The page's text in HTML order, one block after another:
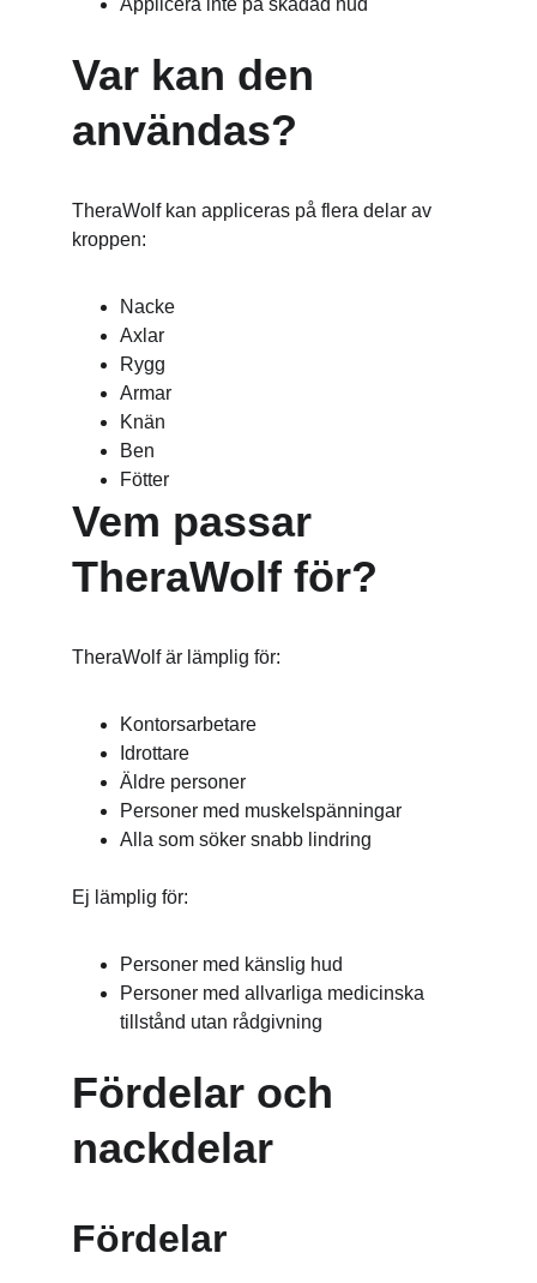
Applicera inte på skadad hud
Var kan den
användas?
TheraWolf kan appliceras på flera delar av
kroppen:
Nacke
Axlar
Rygg
Armar
Knän
Ben
Fötter
Vem passar
TheraWolf för?
TheraWolf är lämplig för:
Kontorsarbetare
Idrottare
Äldre personer
Personer med muskelspänningar
Alla som söker snabb lindring
Ej lämplig för:
Personer med känslig hud
Personer med allvarliga medicinska
tillstånd utan rådgivning
Fördelar och
nackdelar
Fördelar